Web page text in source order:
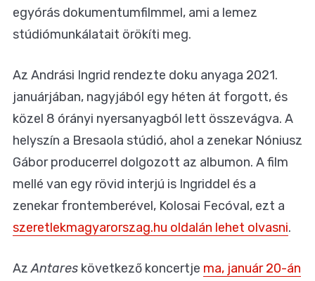
egyórás dokumentumfilmmel, ami a lemez
stúdiómunkálatait örökíti meg.
Az Andrási Ingrid rendezte doku anyaga 2021.
januárjában, nagyjából egy héten át forgott, és
közel 8 órányi nyersanyagból lett összevágva. A
helyszín a Bresaola stúdió, ahol a zenekar Nóniusz
Gábor producerrel dolgozott az albumon. A film
mellé van egy rövid interjú is Ingriddel és a
zenekar frontemberével, Kolosai Fecóval, ezt a
szeretlekmagyarorszag.hu oldalán lehet olvasni.
AzAntares következő koncertje ma, január 20-án